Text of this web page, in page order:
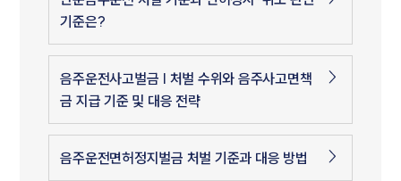
기준은?
음주운전사고벌금 | 처벌 수위와 음주사고면책
금 지급 기준 및 대응 전략
음주운전면허정지벌금 처벌 기준과 대응 방법